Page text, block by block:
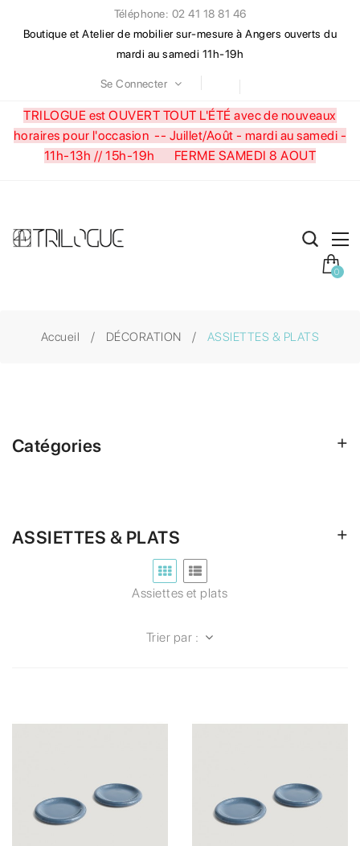
Téléphone: 02 41 18 81 46
Boutique et Atelier de mobilier sur-mesure à Angers ouverts du
mardi au samedi 11h-19h
Se Connecter
TRILOGUE est OUVERT TOUT L'ÉTÉ avec de nouveaux
horaires pour l'occasion -- Juillet/Août - mardi au samedi -
11h-13h // 15h-19h FERME SAMEDI 8 AOUT
0
Accueil DÉCORATION ASSIETTES & PLATS
Catégories
ASSIETTES & PLATS
Assiettes et plats
Trier par :